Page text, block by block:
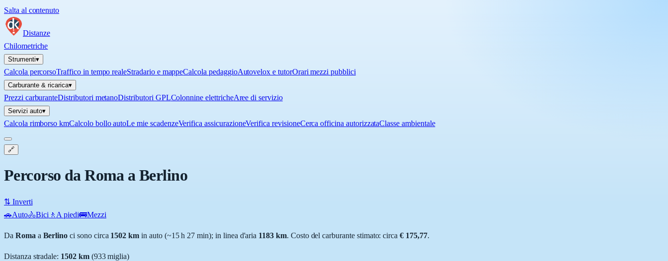
Salta al contenuto
Distanze
Chilometriche
Strumenti▾
Calcola percorsoTraffico in tempo realeStradario e mappeCalcola pedaggioAutovelox e tutorOrari mezzi pubblici
Carburante & ricarica▾
Prezzi carburanteDistributori metanoDistributori GPLColonnine elettricheAree di servizio
Servizi auto▾
Calcola rimborso kmCalcolo bollo autoLe mie scadenzeVerifica assicurazioneVerifica revisioneCerca officina autorizzataClasse ambientale
🔗
Percorso da Roma a Berlino
⇅ Inverti
🚗Auto🚴Bici 🚶 A piedi🚌Mezzi
Da Roma a Berlino ci sono circa 1502 km in auto (~15 h 27 min); in linea d'aria 1183 km. Costo del carburante stimato: circa € 175,77.
Distanza stradale: 1502km (933miglia)